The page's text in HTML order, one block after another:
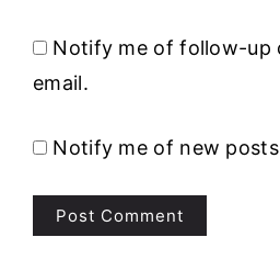
Notify me of follow-up
email.
Notify me of new